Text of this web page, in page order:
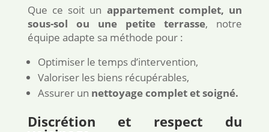
Que ce soit un appartement complet, un
sous-sol ou une petite terrasse, notre
équipe adapte sa méthode pour :
Optimiser le temps d’intervention,
Valoriser les biens récupérables,
Assurer un nettoyage complet et soigné.
Discrétion et respect du